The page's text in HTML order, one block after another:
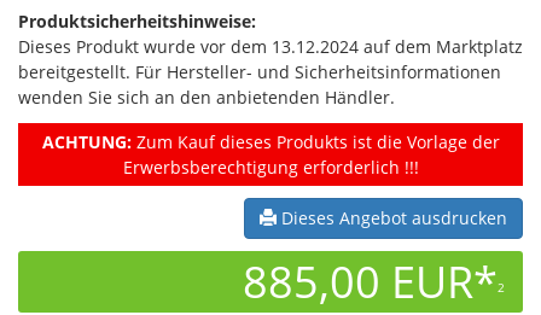
Produktsicherheitshinweise:
Dieses Produkt wurde vor dem 13.12.2024 auf dem Marktplatz
bereitgestellt. Für Hersteller- und Sicherheitsinformationen
wenden Sie sich an den anbietenden Händler.
ACHTUNG:Zum Kauf dieses Produkts ist die Vorlage der
Erwerbsberechtigung erforderlich !!!
Dieses Angebot ausdrucken
885,00 EUR*2